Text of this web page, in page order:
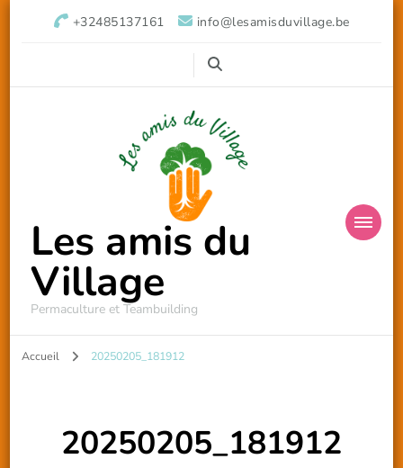
+32485137161 info@lesamisduvillage.be
Les amis du
Village
Permaculture et Teambuilding
Accueil 20250205_181912
20250205_181912